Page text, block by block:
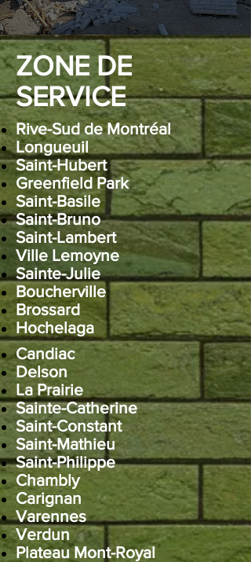
ZONE DE
SERVICE
Rive-Sud de Montréal
Longueuil
Saint-Hubert
Greenfield Park
Saint-Basile
Saint-Bruno
Saint-Lambert
Ville Lemoyne
Sainte-Julie
Boucherville
Brossard
Hochelaga
Candiac
Delson
La Prairie
Sainte-Catherine
Saint-Constant
Saint-Mathieu
Saint-Philippe
Chambly
Carignan
Varennes
Verdun
Plateau Mont-Royal